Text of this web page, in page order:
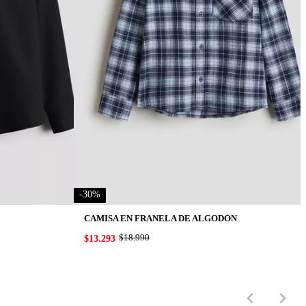
-30%
CAMISA EN FRANELA DE ALGODÓN
ORIGINAL PRICE:
$18.990
PRICE:
$13.293